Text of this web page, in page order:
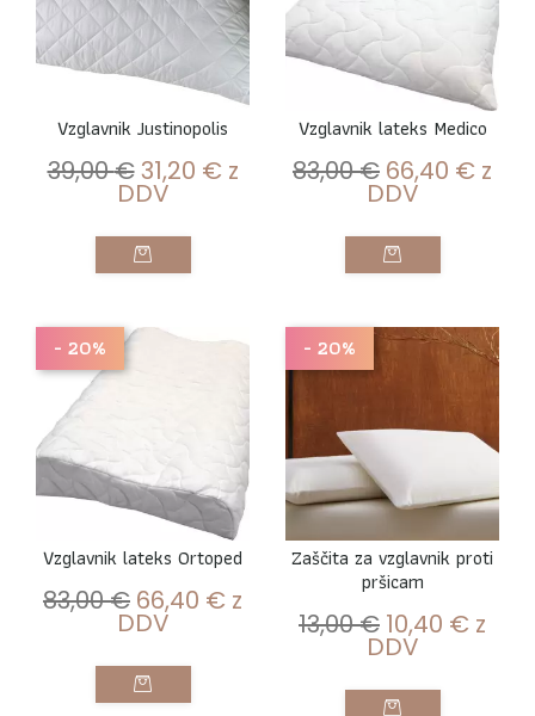
Vzglavnik Justinopolis
39,00€31,20 € z
DDV
Vzglavnik lateks Medico
83,00€ 66,40 € z
DDV
- 20%
Vzglavnik lateks Ortoped
83,00€ 66,40 € z
DDV
- 20%
Zaščita za vzglavnik proti
pršicam
13,00€ 10,40 € z
DDV